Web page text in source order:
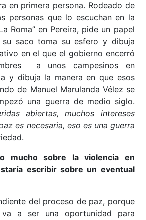
en primera persona. Rodeado de
personas que lo escuchan en la
Roma” en Pereira, pide un papel
saco toma su esfero y dibuja
en el que el gobierno encerró
a unos campesinos en
y dibuja la manera en que esos
de Manuel Marulanda Vélez se
una guerra de medio siglo.
abiertas, muchos intereses
es necesaria, eso es una guerra
mucho sobre la violencia en
escribir sobre un eventual
del proceso de paz, porque
a ser una oportunidad para